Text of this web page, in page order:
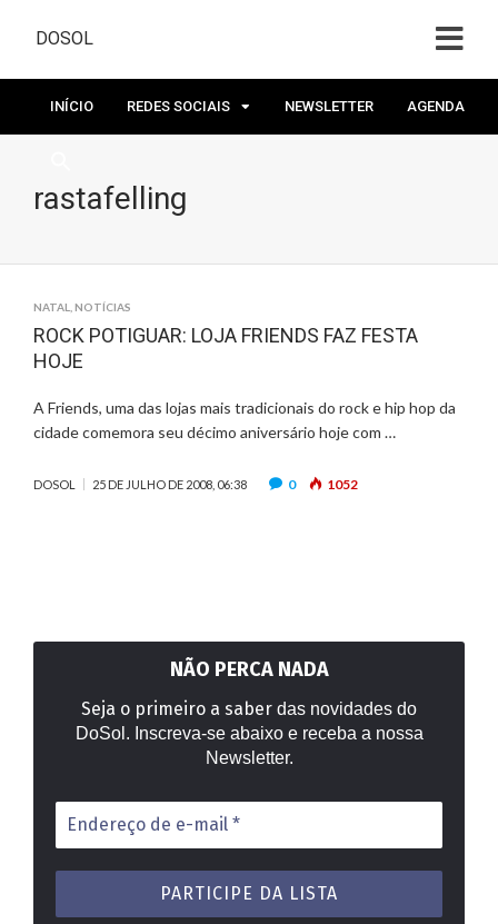
DOSOL
INÍCIO REDES SOCIAIS NEWSLETTER AGENDA
rastafelling
NATAL NOTÍCIAS
ROCK POTIGUAR: LOJA FRIENDS FAZ FESTA
HOJE
A Friends, uma das lojas mais tradicionais do rock e hip hop da
cidade comemora seu décimo aniversário hoje com …
DOSOL 25 DE JULHO DE 2008, 06:38 0 1052
NÃO PERCA NADA
Seja o primeiro a saber das novidades do
DoSol. Inscreva-se abaixo e receba a nossa
Newsletter.
Endereço
de
e-
mail